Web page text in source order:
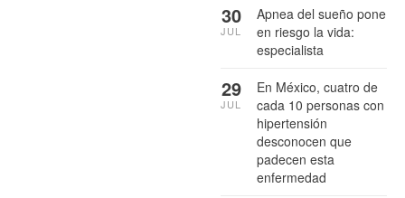
Apnea del sueño pone
en riesgo la vida:
especialista
30
JUL
En México, cuatro de
cada 10 personas con
hipertensión
desconocen que
padecen esta
enfermedad
29
JUL